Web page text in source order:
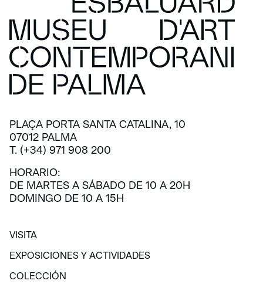
PLAÇA PORTA SANTA CATALINA, 10
07012 PALMA
T. (+34) 971 908 200
HORARIO:
DE MARTES A SÁBADO DE 10 A 20H
DOMINGO DE 10 A 15H
VISITA
VISITA
EXPOSICIONES Y ACTIVIDADES
EXPOSICIONES Y ACTIVIDADES
COLECCIÓN